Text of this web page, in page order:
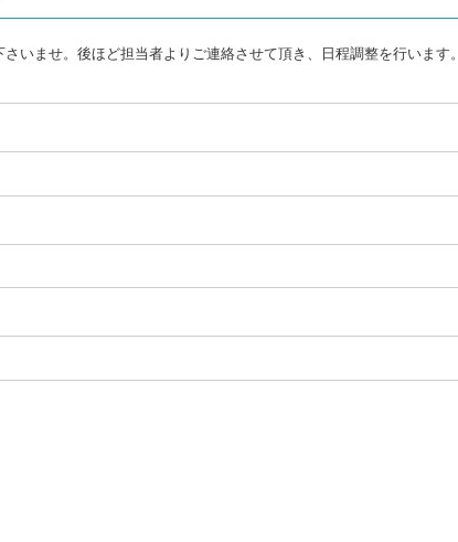
いませ。後ほど担当者よりご連絡させて頂き、日程調整を行います。